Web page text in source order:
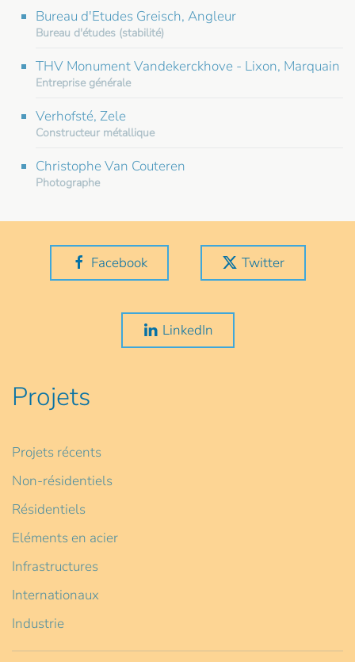
Bureau d'Etudes Greisch, Angleur
Bureau d'études (stabilité)
THV Monument Vandekerckhove - Lixon, Marquain
Entreprise générale
Verhofsté, Zele
Constructeur métallique
Christophe Van Couteren
Photographe
Facebook Twitter
LinkedIn
Projets
Projets récents
Non-résidentiels
Résidentiels
Eléments en acier
Infrastructures
Internationaux
Industrie